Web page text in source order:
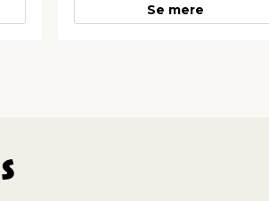
Se mere